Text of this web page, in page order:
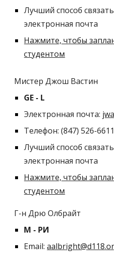
Лучший способ
электронная почта
Нажмите, чтобы
студентом
Мистер Джош Вастин
GE - L
Электронная почта:
Телефон: (847) 526-
Лучший способ
электронная почта
Нажмите, чтобы
студентом
Г-н Дрю Олбрайт
M - РИ
Email:aalbright@d118